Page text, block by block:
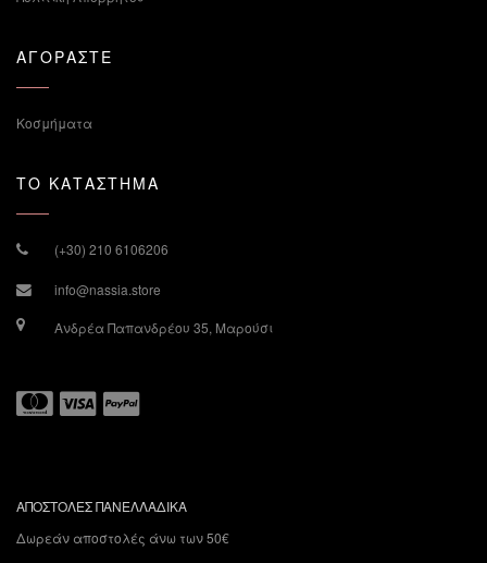
ΑΓΟΡΑΣΤΕ
Κοσμήματα
ΤΟ ΚΑΤΑΣΤΗΜΑ
(+30) 210 6106206
info@nassia.store
Ανδρέα Παπανδρέου 35, Μαρούσι
ΑΠΟΣΤΟΛΕΣ ΠΑΝΕΛΛΑΔΙΚΑ
Δωρεάν αποστολές άνω των 50€